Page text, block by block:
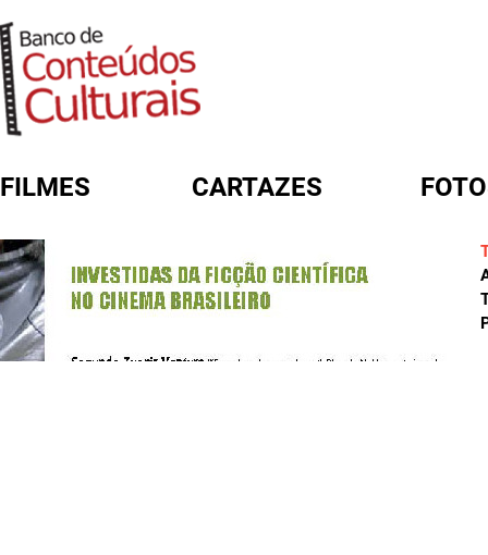
FILMES CARTAZES
FORMULÁRIO DE BUSCA